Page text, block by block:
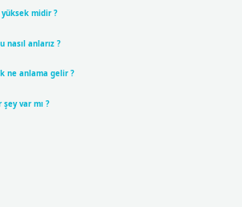
midir ?
nasıl anlarız ?
ne anlama gelir ?
var mı ?